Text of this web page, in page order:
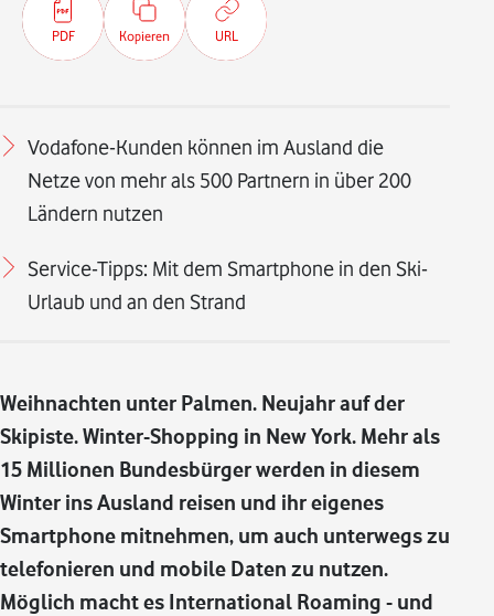
PDF Kopieren URL
Vodafone-Kunden können im Ausland die
Netze von mehr als 500 Partnern in über 200
Ländern nutzen
Service-Tipps: Mit dem Smartphone in den Ski-
Urlaub und an den Strand
Weihnachten unter Palmen. Neujahr auf der
Skipiste. Winter-Shopping in New York. Mehr als
15 Millionen Bundesbürger werden in diesem
Winter ins Ausland reisen und ihr eigenes
Smartphone mitnehmen, um auch unterwegs zu
telefonieren und mobile Daten zu nutzen.
Möglich macht es International Roaming - und